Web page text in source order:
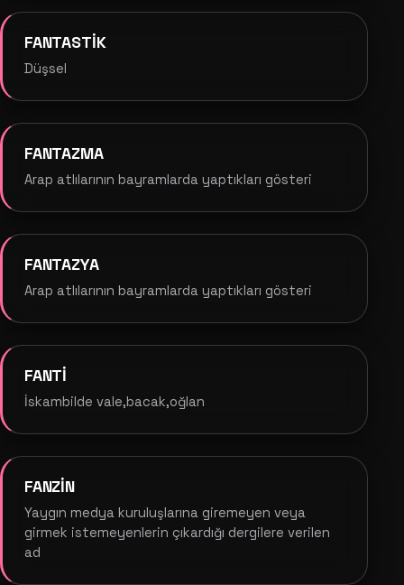
FANTASTİK
Düşsel
FANTAZMA
Arap atlılarının bayramlarda yaptıkları gösteri
FANTAZYA
Arap atlılarının bayramlarda yaptıkları gösteri
FANTİ
İskambilde vale,bacak,oğlan
FANZİN
Yaygın medya kuruluşlarına giremeyen veya
girmek istemeyenlerin çıkardığı dergilere verilen
ad